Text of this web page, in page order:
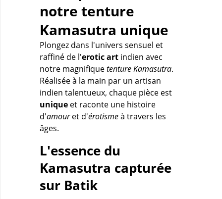
notre tenture
Kamasutra unique
Plongez dans l'univers sensuel et
raffiné de l'erotic art indien avec
notre magnifiquetenture Kamasutra.
Réalisée à la main par un artisan
indien talentueux, chaque pièce est
unique et raconte une histoire
d'amouret d'érotismeà travers les
âges.
L'essence du
Kamasutra capturée
sur Batik